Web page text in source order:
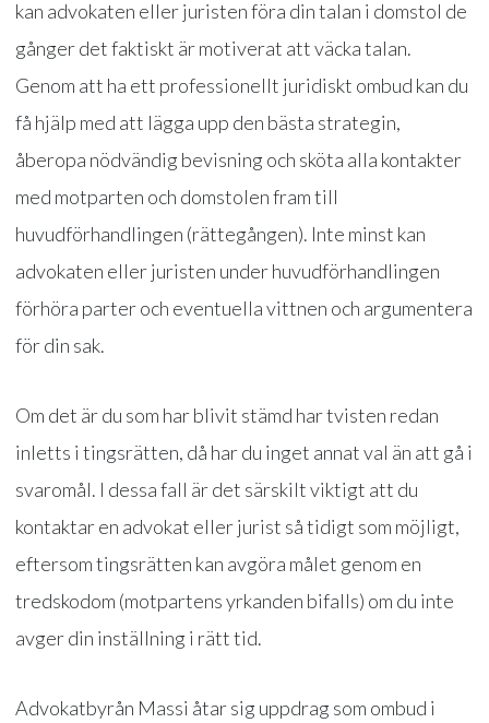
kan advokaten eller juristen föra din talan i domstol de
gånger det faktiskt är motiverat att väcka talan.
Genom att ha ett professionellt juridiskt ombud kan du
få hjälp med att lägga upp den bästa strategin,
åberopa nödvändig bevisning och sköta alla kontakter
med motparten och domstolen fram till
huvudförhandlingen (rättegången). Inte minst kan
advokaten eller juristen under huvudförhandlingen
förhöra parter och eventuella vittnen och argumentera
för din sak.
Om det är du som har blivit stämd har tvisten redan
inletts i tingsrätten, då har du inget annat val än att gå i
svaromål. I dessa fall är det särskilt viktigt att du
kontaktar en advokat eller jurist så tidigt som möjligt,
eftersom tingsrätten kan avgöra målet genom en
tredskodom (motpartens yrkanden bifalls) om du inte
avger din inställning i rätt tid.
Advokatbyrån Massi åtar sig uppdrag som ombud i